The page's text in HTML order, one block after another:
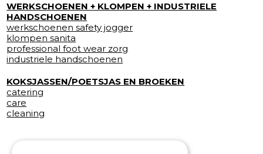
WERKSCHOENEN + KLOMPEN + INDUSTRIELE
HANDSCHOENEN
werkschoenen safety jogger
klompen sanita
professional foot wear zorg
industriele handschoenen
KOKSJASSEN/POETSJAS EN BROEKEN
catering
care
cleaning